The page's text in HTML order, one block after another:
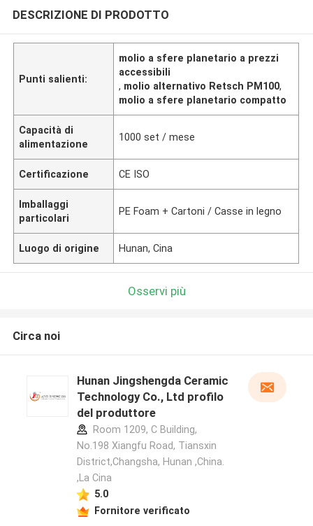
DESCRIZIONE DI PRODOTTO
Punti salienti:
molio a sfere planetario a prezzi
accessibili
, molio alternativo Retsch PM100,
molio a sfere planetario compatto
Capacità di
alimentazione
1000 set / mese
Certificazione CE ISO
Imballaggi
particolari
PE Foam + Cartoni / Casse in legno
Luogo di origine Hunan, Cina
Osservi più
Circa noi
Hunan Jingshengda Ceramic
Technology Co., Ltd profilo
del produttore
Room 1209, C Building,
No.198 Xiangfu Road, Tiansxin
District,Changsha, Hunan ,China.
,La Cina
5.0
Fornitore verificato